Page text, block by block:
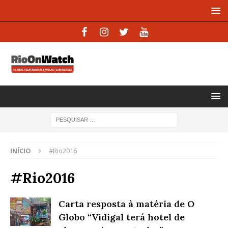
INÍCIO #Rio2016
#Rio2016
Carta resposta à matéria de O
Globo “Vidigal terá hotel de